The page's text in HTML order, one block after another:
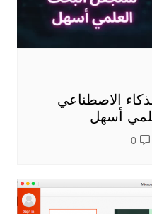
الاصطناعي
أسهل
0